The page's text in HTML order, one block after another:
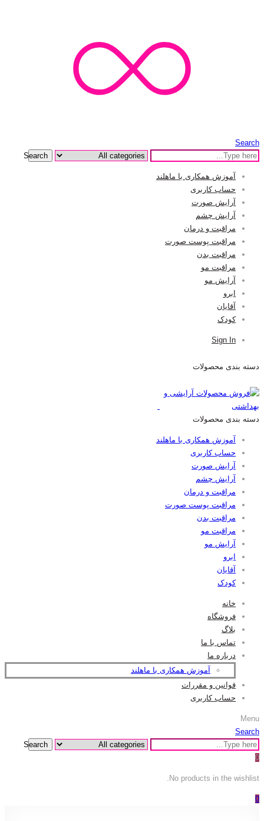
Search
Search
آموزش همکاری با ماهلند
حساب کاربری
آرایش صورت
آرایش چشم
مراقبت و درمان
مراقبت پوست صورت
مراقبت بدن
مراقبت مو
آرایش مو
ابرو
آقایان
کودک
Sign In
دسته بندی محصولات
دسته بندی محصولات
آموزش همکاری با ماهلند
حساب کاربری
آرایش صورت
آرایش چشم
مراقبت و درمان
مراقبت پوست صورت
مراقبت بدن
مراقبت مو
آرایش مو
ابرو
آقایان
کودک
خانه
فروشگاه
بلاگ
تماس با ما
درباره ما
آموزش همکاری با ماهلند
قوانین و مقررات
حساب کاربری
Menu
Search
Search
0
No products in the wishlist.
0